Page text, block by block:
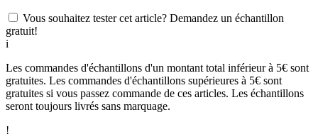
Vous souhaitez tester cet article? Demandez un échantillon
gratuit!
i
Les commandes d'échantillons d'un montant total inférieur à 5€ sont
gratuites. Les commandes d'échantillons supérieures à 5€ sont
gratuites si vous passez commande de ces articles. Les échantillons
seront toujours livrés sans marquage.
!